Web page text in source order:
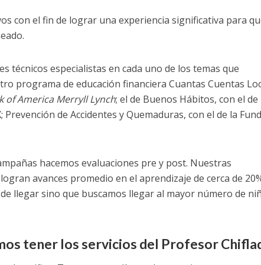
con el fin de lograr una experiencia significativa para
técnicos especialistas en cada uno de los temas que
programa de educación financiera Cuantas Cuentas
of America Merryll Lynch; el de Buenos Hábitos, con el de
Prevención de Accidentes y Quemaduras, con el de la
hacemos evaluaciones pre y post. Nuestras
avances promedio en el aprendizaje de cerca de
llegar sino que buscamos llegar al mayor número de
tener los servicios del Profesor